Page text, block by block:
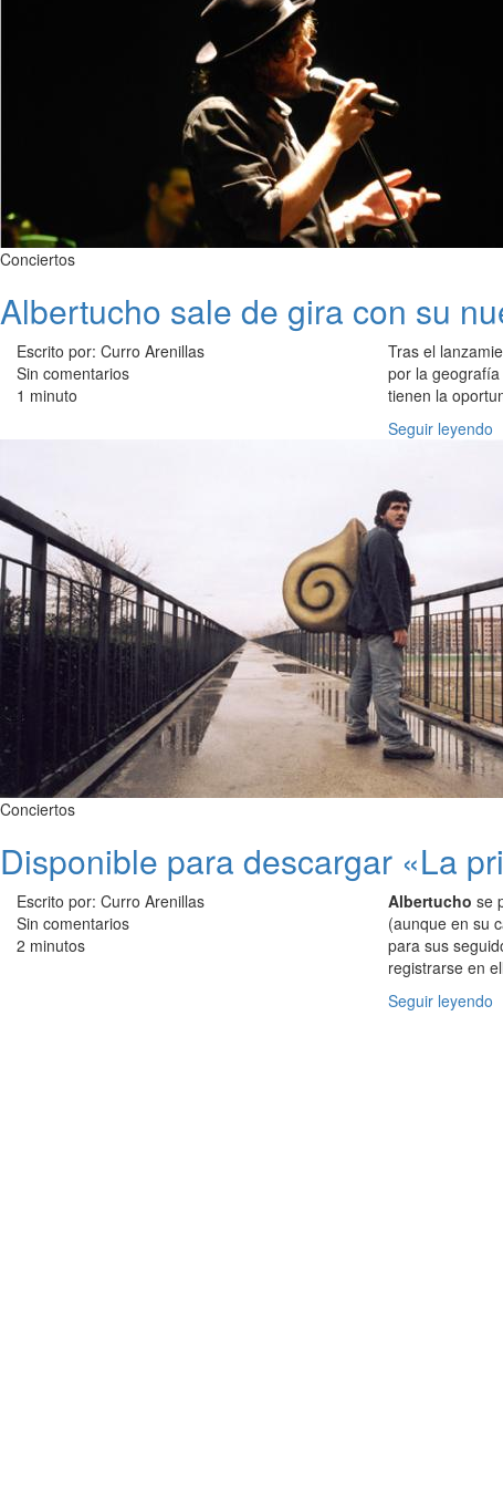
Conciertos
Albertucho sale de gira con su
Escrito por: Curro Arenillas
Sin comentarios
1 minuto
Tras el
por la
tienen la
Seguir leyendo
Conciertos
Disponible para descargar «La
Escrito por: Curro Arenillas
Sin comentarios
2 minutos
Albertucho se
(aunque en su
para sus
registrarse en
Seguir leyendo